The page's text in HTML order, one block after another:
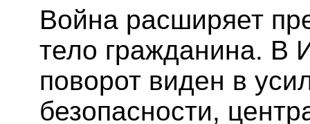
Война расширяет
тело гражданина. В
поворот виден в
безопасности,